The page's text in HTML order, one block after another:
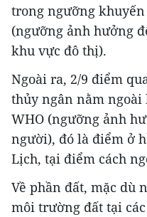
trong ngưỡng khuyến
(ngưỡng ảnh hưởng
khu vực đô thị).
Ngoài ra, 2/9 điểm
thủy ngân nằm ngoài
WHO (ngưỡng ảnh
người), đó là điểm ở
Lịch, tại điểm cách
Về phần đất, mặc dù
môi trường đất tại